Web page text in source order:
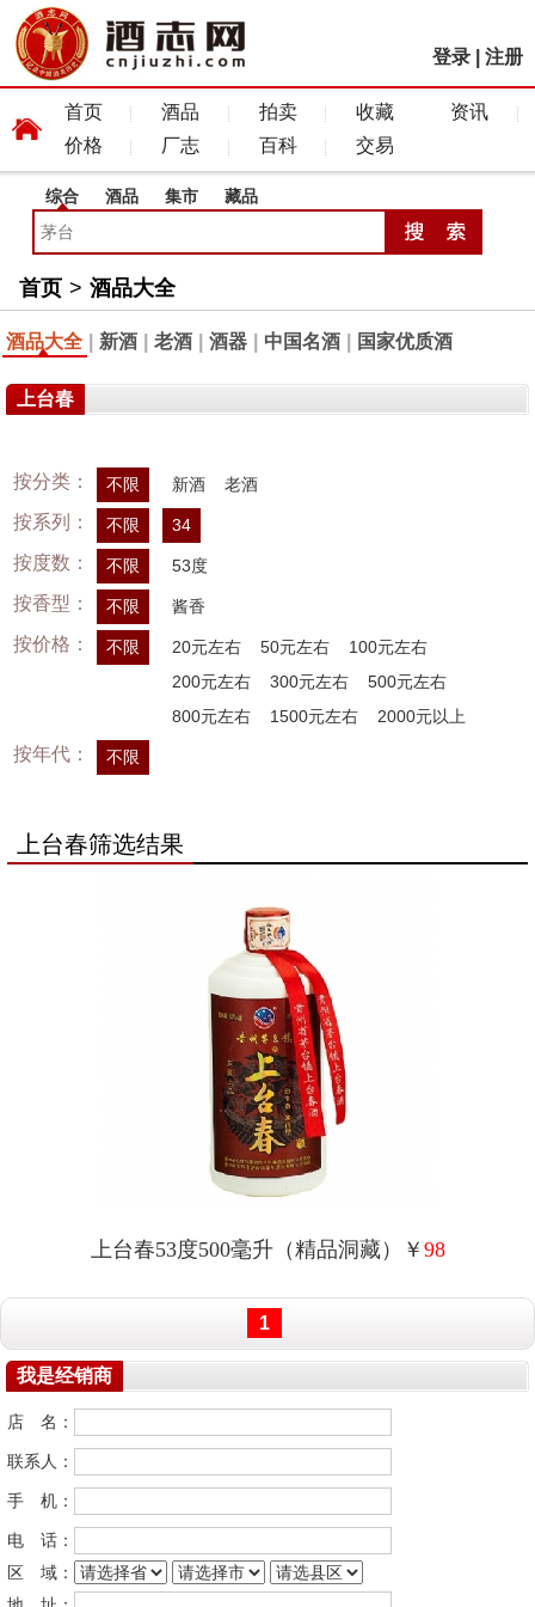
登录 注册
首页 酒品 拍卖 收藏
资讯
价格
厂志 百科 交易
综合 酒品 集市 藏品
首页 > 酒品大全
酒品大全 新酒 老酒 酒器 中国名酒 国家优质酒
上台春
按分类： 不限 新酒 老酒
按系列： 不限 34
按度数： 不限 53度
按香型： 不限 酱香
按价格： 不限 20元左右 50元左右
100元左右
200元左右
300元左右
500元左右
800元左右
1500元左右 2000元以上
按年代： 不限
上台春筛选结果
上台春53度500毫升（精品洞藏）￥ 98
1
我是经销商
店 名：
联系人：
手 机：
电 话：
区 域：